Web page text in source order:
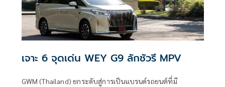
เจาะ 6 จุดเด่น WEY G9 ลักชัวรี MPV
GWM (Thailand) ยกระดับสู่การเป็นแบรนด์รถยนต์ที่มี